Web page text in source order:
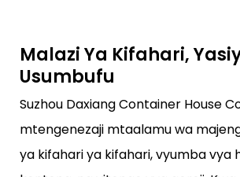
Malazi Ya Kifahari,
Usumbufu
Suzhou Daxiang Container House
mtengenezaji mtaalamu wa
ya kifahari ya kifahari, vyumba vya